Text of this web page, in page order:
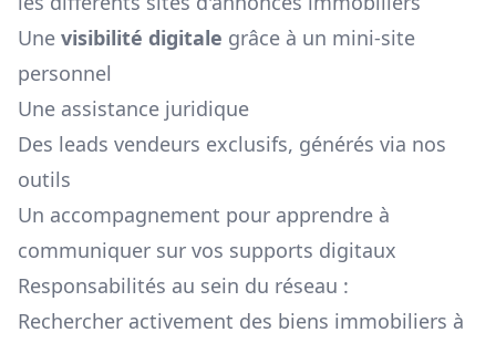
Une visibilité digitale grâce à un mini-site
personnel
Une assistance juridique
Des leads vendeurs exclusifs, générés via nos
outils
Un accompagnement pour apprendre à
communiquer sur vos supports digitaux
Responsabilités au sein du réseau :
Rechercher activement des biens immobiliers à